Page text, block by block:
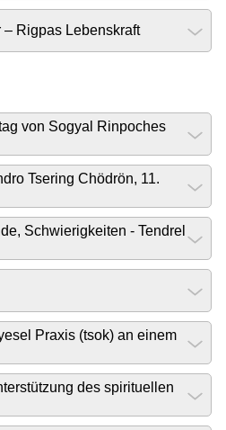
– Rigpas Lebenskraft
von Sogyal Rinpoches
Tsering Chödrön, 11.
Schwierigkeiten - Tendrel
Praxis (tsok) an einem
des spirituellen